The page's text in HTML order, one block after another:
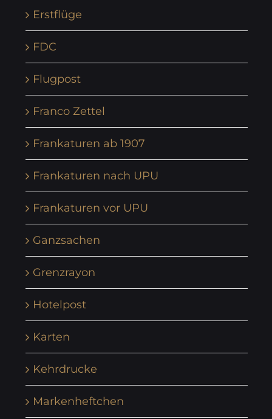
Erstflüge
FDC
Flugpost
Franco Zettel
Frankaturen ab 1907
Frankaturen nach UPU
Frankaturen vor UPU
Ganzsachen
Grenzrayon
Hotelpost
Karten
Kehrdrucke
Markenheftchen